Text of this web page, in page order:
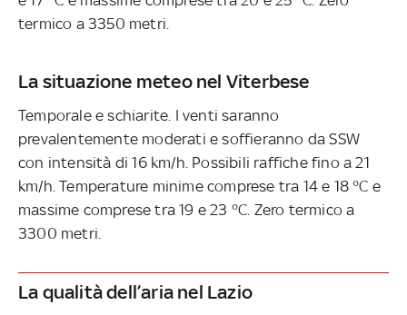
termico a 3350 metri.
La situazione meteo nel Viterbese
Temporale e schiarite. I venti saranno
prevalentemente moderati e soffieranno da SSW
con intensità di 16 km/h. Possibili raffiche fino a 21
km/h. Temperature minime comprese tra 14 e 18 °C e
massime comprese tra 19 e 23 °C. Zero termico a
3300 metri.
La qualità dell’aria nel Lazio